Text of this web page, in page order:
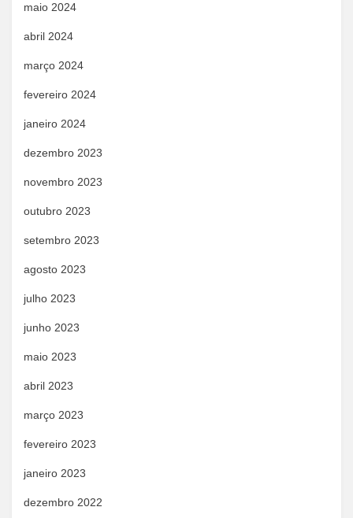
maio 2024
abril 2024
março 2024
fevereiro 2024
janeiro 2024
dezembro 2023
novembro 2023
outubro 2023
setembro 2023
agosto 2023
julho 2023
junho 2023
maio 2023
abril 2023
março 2023
fevereiro 2023
janeiro 2023
dezembro 2022